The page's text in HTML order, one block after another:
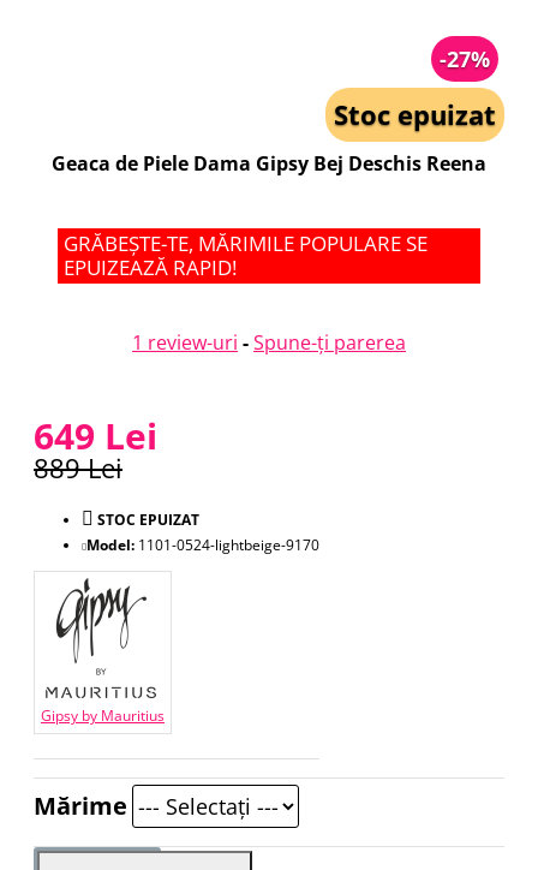
-27%
Stoc epuizat
Geaca de Piele Dama Gipsy Bej Deschis Reena
GRĂBEȘTE-TE, MĂRIMILE POPULARE SE
EPUIZEAZĂ RAPID!
1 review-uri -Spune-ţi parerea
649 Lei
889 Lei
STOC EPUIZAT
Model: 1101-0524-lightbeige-9170
Gipsy by Mauritius
Mărime